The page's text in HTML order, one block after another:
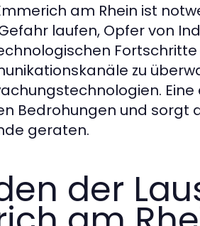
am Rhein ist
laufen, Opfer von
zu
Eine
Bedrohungen und
geraten.
der